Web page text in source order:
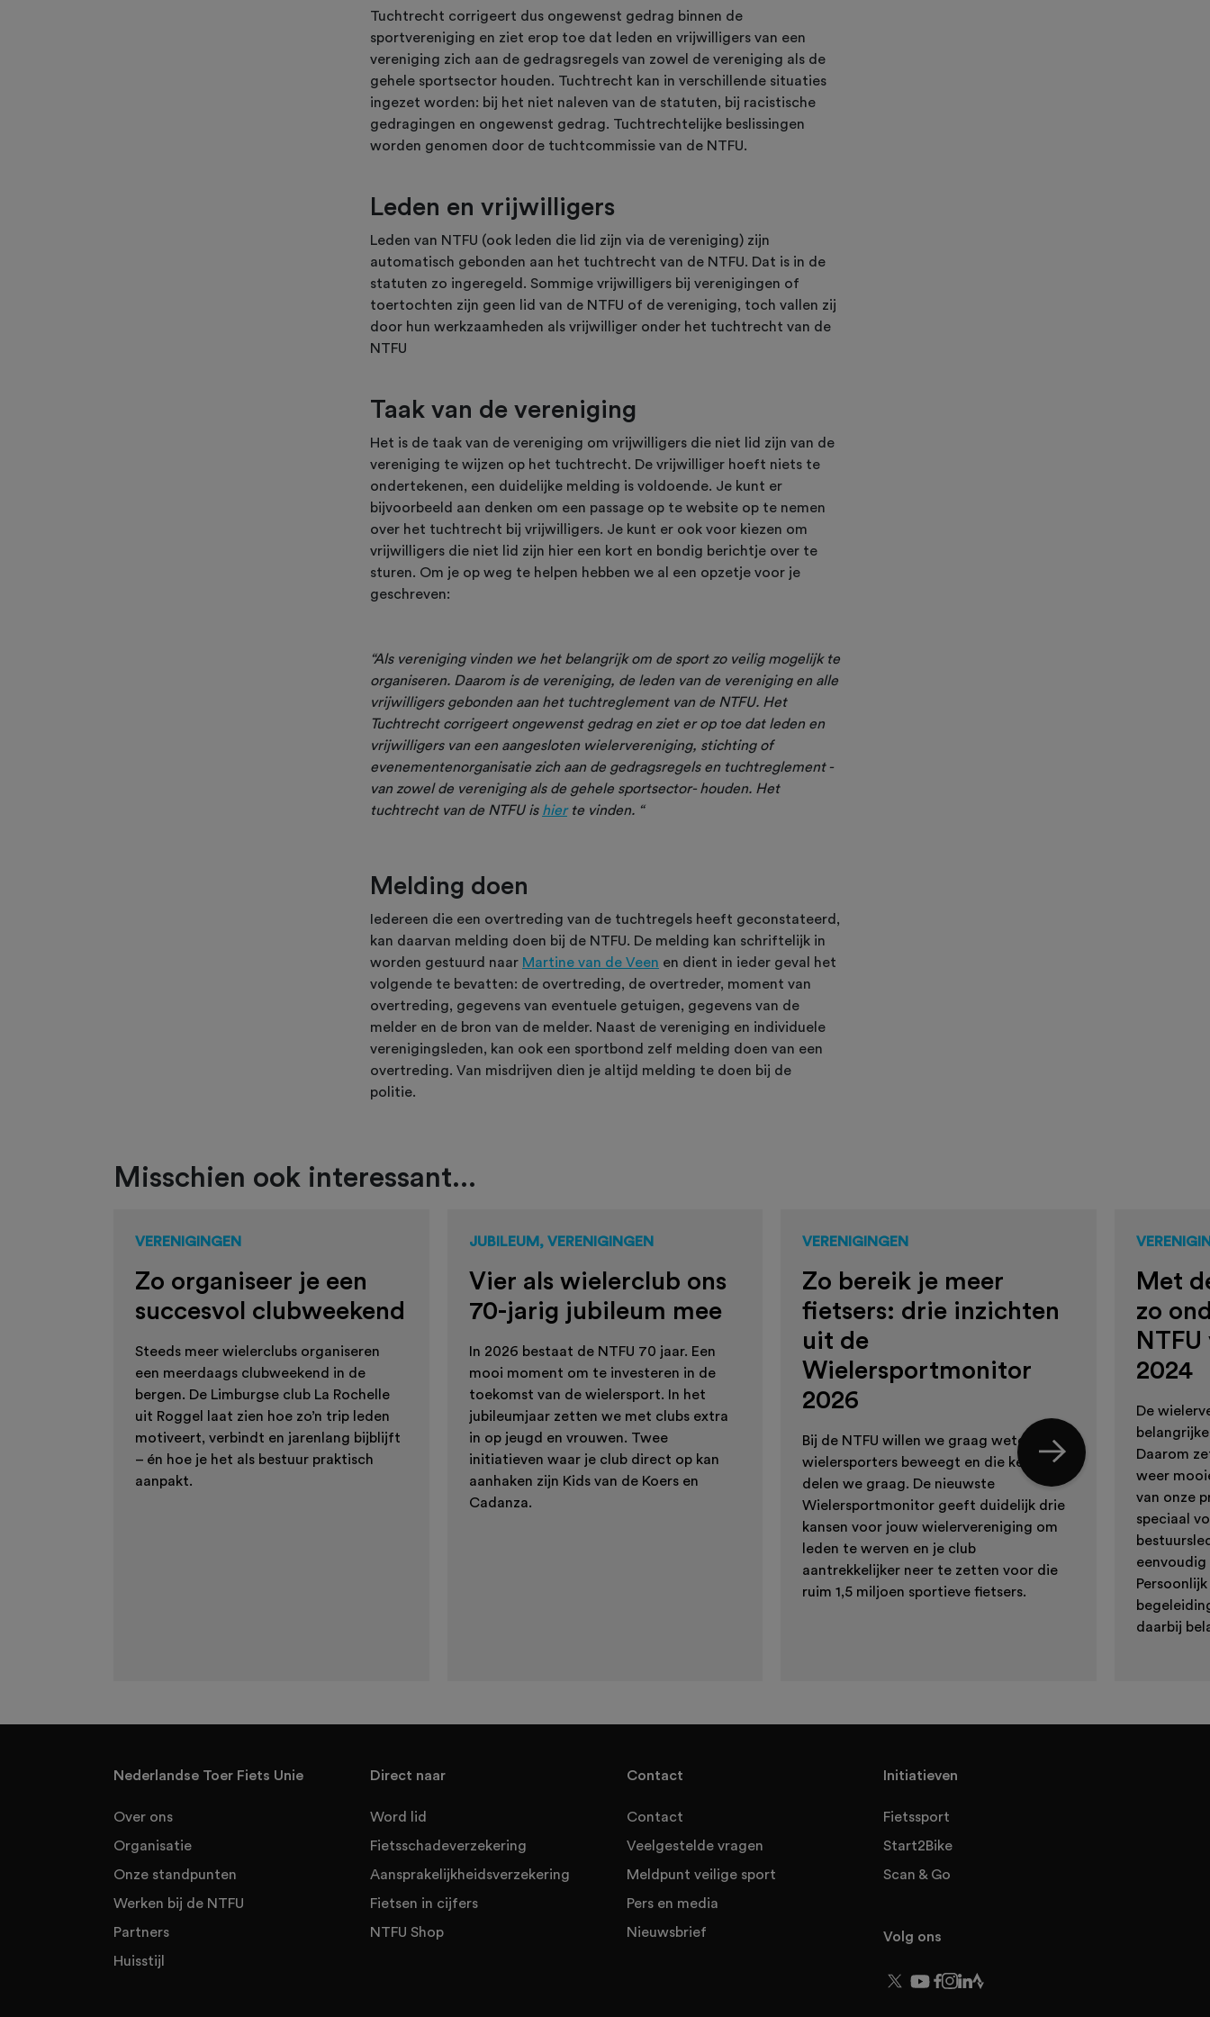
Tuchtrecht corrigeert dus ongewenst gedrag binnen de
sportvereniging en ziet erop toe dat leden en vrijwilligers van een
vereniging zich aan de gedragsregels van zowel de vereniging als de
gehele sportsector houden. Tuchtrecht kan in verschillende situaties
ingezet worden: bij het niet naleven van de statuten, bij racistische
gedragingen en ongewenst gedrag. Tuchtrechtelijke beslissingen
worden genomen door de tuchtcommissie van de NTFU.
Leden en vrijwilligers
Leden van NTFU (ook leden die lid zijn via de vereniging) zijn
automatisch gebonden aan het tuchtrecht van de NTFU. Dat is in de
statuten zo ingeregeld. Sommige vrijwilligers bij verenigingen of
toertochten zijn geen lid van de NTFU of de vereniging, toch vallen zij
door hun werkzaamheden als vrijwilliger onder het tuchtrecht van de
NTFU
Taak van de vereniging
Het is de taak van de vereniging om vrijwilligers die niet lid zijn van de
vereniging te wijzen op het tuchtrecht. De vrijwilliger hoeft niets te
ondertekenen, een duidelijke melding is voldoende. Je kunt er
bijvoorbeeld aan denken om een passage op te website op te nemen
over het tuchtrecht bij vrijwilligers. Je kunt er ook voor kiezen om
vrijwilligers die niet lid zijn hier een kort en bondig berichtje over te
sturen. Om je op weg te helpen hebben we al een opzetje voor je
geschreven:
“Als vereniging vinden we het belangrijk om de sport zo veilig mogelijk te
organiseren. Daarom is de vereniging, de leden van de vereniging en alle
vrijwilligers gebonden aan het tuchtreglement van de NTFU. Het
Tuchtrecht corrigeert ongewenst gedrag en ziet er op toe dat leden en
vrijwilligers van een aangesloten wielervereniging, stichting of
evenementenorganisatie zich aan de gedragsregels en tuchtreglement -
van zowel de vereniging als de gehele sportsector- houden. Het
tuchtrecht van de NTFU is hierte vinden. “
Melding doen
Iedereen die een overtreding van de tuchtregels heeft geconstateerd,
kan daarvan melding doen bij de NTFU. De melding kan schriftelijk in
worden gestuurd naar Martine van de Veen en dient in ieder geval het
volgende te bevatten: de overtreding, de overtreder, moment van
overtreding, gegevens van eventuele getuigen, gegevens van de
melder en de bron van de melder. Naast de vereniging en individuele
verenigingsleden, kan ook een sportbond zelf melding doen van een
overtreding. Van misdrijven dien je altijd melding te doen bij de
politie.
Misschien ook interessant...
VERENIGINGEN
Zo organiseer je een
succesvol clubweekend
Steeds meer wielerclubs organiseren
een meerdaags clubweekend in de
bergen. De Limburgse club La Rochelle
uit Roggel laat zien hoe zo’n trip leden
motiveert, verbindt en jarenlang bijblijft
– én hoe je het als bestuur praktisch
aanpakt.
JUBILEUM, VERENIGINGEN
Vier als wielerclub ons
70-jarig jubileum mee
In 2026 bestaat de NTFU 70 jaar. Een
mooi moment om te investeren in de
toekomst van de wielersport. In het
jubileumjaar zetten we met clubs extra
in op jeugd en vrouwen. Twee
initiatieven waar je club direct op kan
aanhaken zijn Kids van de Koers en
Cadanza.
VERENIGINGEN
Zo bereik je meer
fietsers: drie inzichten
uit de
Wielersportmonitor
2026
Bij de NTFU willen we graag weten wat
wielersporters beweegt en die kennis
delen we graag. De nieuwste
Wielersportmonitor geeft duidelijk drie
kansen voor jouw wielervereniging om
leden te werven en je club
aantrekkelijker neer te zetten voor die
ruim 1,5 miljoen sportieve fietsers.
Met
zo
2024
De
Daarom
weer
van onze
speciaal
daarbij
Nederlandse Toer Fiets Unie
Over ons
Organisatie
Onze standpunten
Werken bij de NTFU
Partners
Huisstijl
Direct naar
Word lid
Fietsschadeverzekering
Aansprakelijkheidsverzekering
Fietsen in cijfers
NTFU Shop
Contact
Contact
Veelgestelde vragen
Meldpunt veilige sport
Pers en media
Nieuwsbrief
Initiatieven
Fietssport
Start2Bike
Scan & Go
Volg ons